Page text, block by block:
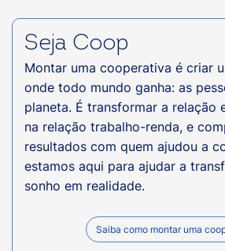
Seja Coop
Montar uma cooperativa é criar
onde todo mundo ganha: as
planeta. É transformar a relação
na relação trabalho-renda, e
resultados com quem ajudou a
estamos aqui para ajudar a
sonho em realidade.
Saiba como montar uma